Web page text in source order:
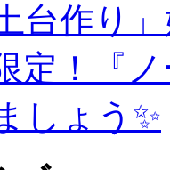
台作り
定！『
しょう✨